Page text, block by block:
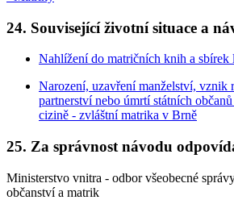
24. Související životní situace a
Nahlížení do matričních knih a sbírek
Narození, uzavření manželství, vznik
partnerství nebo úmrtí státních
cizině - zvláštní matrika v Brně
25. Za správnost návodu
Ministerstvo vnitra - odbor všeobecné
občanství a matrik